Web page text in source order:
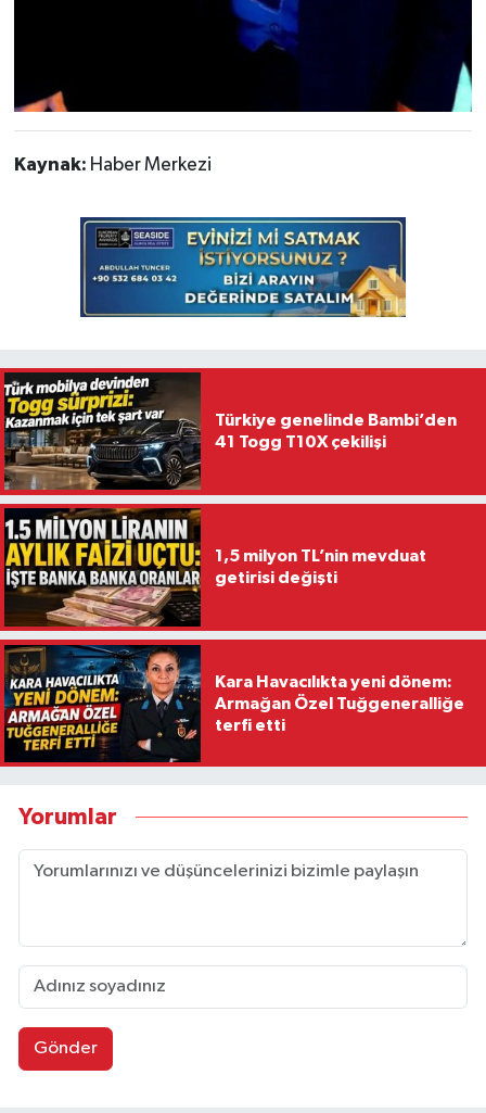
Kaynak: Haber Merkezi
Türkiye genelinde Bambi’den
41 Togg T10X çekilişi
1,5 milyon TL’nin mevduat
getirisi değişti
Kara Havacılıkta yeni dönem:
Armağan Özel Tuğgeneralliğe
terfi etti
Yorumlar
Gönder